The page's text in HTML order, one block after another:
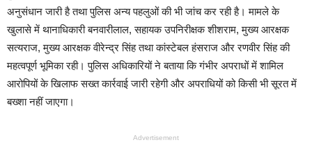
अनुसंधान जारी है तथा पुलिस अन्य पहलुओं की भी जांच कर रही है। मामले के
खुलासे में थानाधिकारी बनवारीलाल, सहायक उपनिरीक्षक शीशराम, मुख्य आरक्षक
सत्यराज, मुख्य आरक्षक वीरेन्द्र सिंह तथा कांस्टेबल हंसराज और रणवीर सिंह की
महत्वपूर्ण भूमिका रही। पुलिस अधिकारियों ने बताया कि गंभीर अपराधों में शामिल
आरोपियों के खिलाफ सख्त कार्रवाई जारी रहेगी और अपराधियों को किसी भी सूरत में
बख्शा नहीं जाएगा।
Advertisement